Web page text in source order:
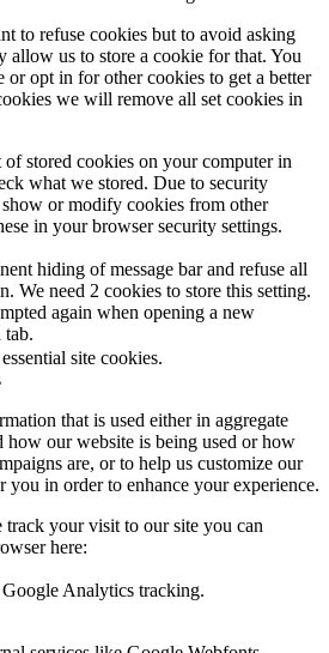
to refuse cookies but to avoid asking
allow us to store a cookie for that. You
or opt in for other cookies to get a better
we will remove all set cookies in
stored cookies on your computer in
what we stored. Due to security
show or modify cookies from other
in your browser security settings.
hiding of message bar and refuse all
We need 2 cookies to store this setting.
again when opening a new
site cookies.
that is used either in aggregate
how our website is being used or how
are, or to help us customize our
you in order to enhance your experience.
your visit to our site you can
here:
Analytics tracking.